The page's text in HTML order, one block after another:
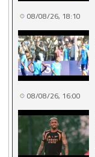
08/08/26, 18:10
08/08/26, 16:00